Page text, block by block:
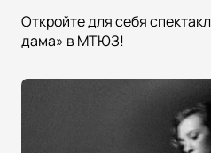
Откройте для себя
дама» в МТЮЗ!